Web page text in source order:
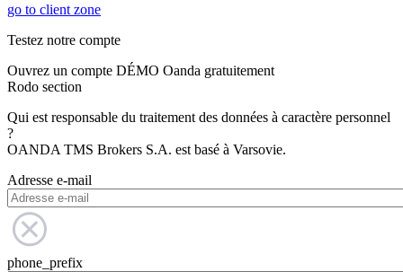
go to client zone
Testez notre compte
Ouvrez un compte DÉMO Oanda gratuitement
Rodo section
Qui est responsable du traitement des données à caractère personnel
?
OANDA TMS Brokers S.A. est basé à Varsovie.
Adresse e-mail
phone_prefix